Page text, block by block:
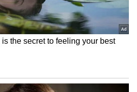
நிலவரப்படி
ரூ.40